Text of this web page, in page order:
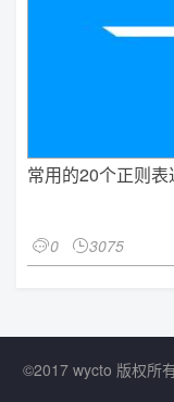
常用的20个正则表
0 3075
©2017 wycto 版权所